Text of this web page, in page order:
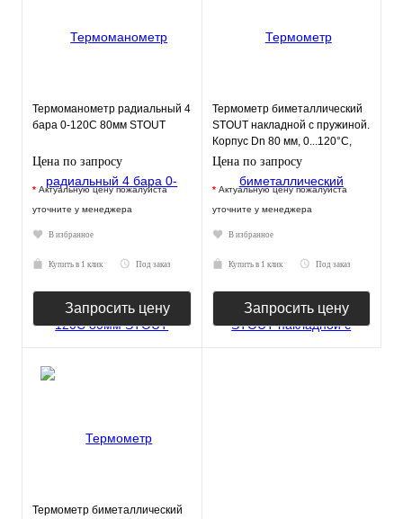
Термоманометр радиальный 4
бара 0-120С 80мм STOUT
Цена по запросу
* Актуальную цену пожалуйста
уточните у менеджера
В избранное
Купить в 1 клик Под заказ
Запросить цену
Термометр биметаллический
STOUT накладной с пружиной.
Корпус Dn 80 мм, 0...120°С,
1"-2"
Цена по запросу
* Актуальную цену пожалуйста
уточните у менеджера
В избранное
Купить в 1 клик Под заказ
Запросить цену
Термометр биметаллический